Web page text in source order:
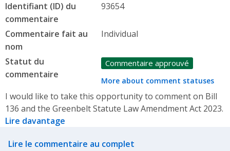
Identifiant (ID) du
commentaire
93654
Commentaire fait au
nom
Individual
Statut du
commentaire
Commentaire approuvé
More about comment statuses
I would like to take this opportunity to comment on Bill
136 and the Greenbelt Statute Law Amendment Act 2023.
Lire davantage
Related actions
Lire le commentaire au complet